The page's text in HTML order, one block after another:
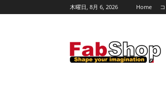
木曜日, 8月 6, 2026 Home